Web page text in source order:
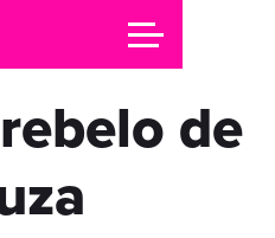
de